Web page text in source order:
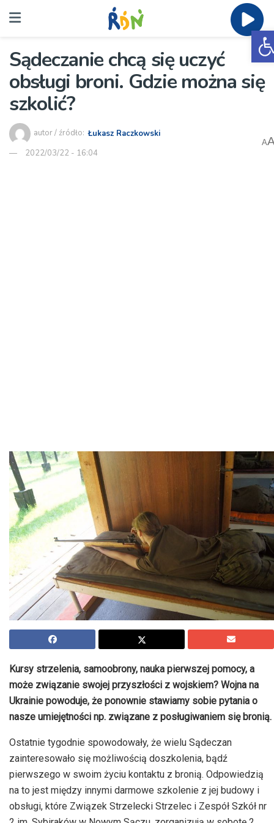
Sądeczanie chcą się uczyć
obsługi broni. Gdzie można się
szkolić?
autor / źródło: Łukasz Raczkowski
2022/03/22 - 16:04
A
Kursy strzelenia, samoobrony, nauka pierwszej pomocy, a
może związanie swojej przyszłości z wojskiem? Wojna na
Ukrainie powoduje, że ponownie stawiamy sobie pytania o
nasze umiejętności np. związane z posługiwaniem się bronią.
Ostatnie tygodnie spowodowały, że wielu Sądeczan
zainteresowało się możliwością doszkolenia, bądź
pierwszego w swoim życiu kontaktu z bronią. Odpowiedzią
na to jest między innymi darmowe szkolenie z jej budowy i
obsługi, które Związek Strzelecki Strzelec i Zespół Szkół nr